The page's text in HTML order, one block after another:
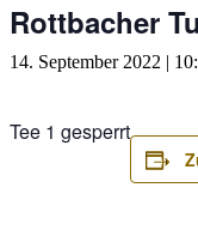
Rottbacher
14. September 2022 |
Tee 1 gesperrt